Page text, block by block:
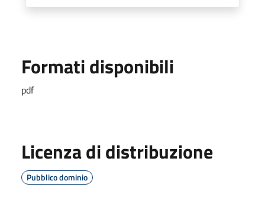
Formati disponibili
pdf
Licenza di distribuzione
Pubblico dominio